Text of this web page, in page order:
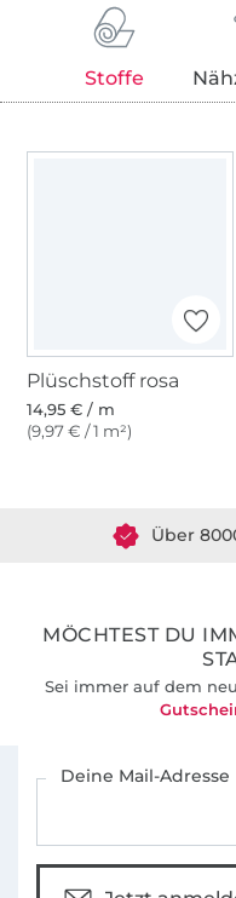
Stoffe
Plüschstoff rosa
14,95 € / m
(9,97 € / 1 m²)
MÖCHTEST DU
Sei immer auf dem
Deine Mail-Adresse